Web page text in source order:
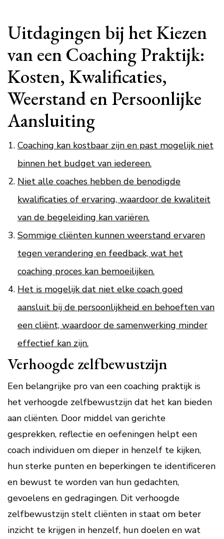
Uitdagingen bij het Kiezen
van een Coaching Praktijk:
Kosten, Kwalificaties,
Weerstand en Persoonlijke
Aansluiting
Coaching kan kostbaar zijn en past mogelijk niet
binnen het budget van iedereen.
Niet alle coaches hebben de benodigde
kwalificaties of ervaring, waardoor de kwaliteit
van de begeleiding kan variëren.
Sommige cliënten kunnen weerstand ervaren
tegen verandering en feedback, wat het
coaching proces kan bemoeilijken.
Het is mogelijk dat niet elke coach goed
aansluit bij de persoonlijkheid en behoeften van
een cliënt, waardoor de samenwerking minder
effectief kan zijn.
Verhoogde zelfbewustzijn
Een belangrijke pro van een coaching praktijk is
het verhoogde zelfbewustzijn dat het kan bieden
aan cliënten. Door middel van gerichte
gesprekken, reflectie en oefeningen helpt een
coach individuen om dieper in henzelf te kijken,
hun sterke punten en beperkingen te identificeren
en bewust te worden van hun gedachten,
gevoelens en gedragingen. Dit verhoogde
zelfbewustzijn stelt cliënten in staat om beter
inzicht te krijgen in henzelf, hun doelen en wat